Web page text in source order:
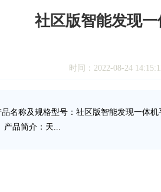
社区版智能发现
时间：2022-08-24
品名称及规格型号：社区版智能发现
品简介：天...